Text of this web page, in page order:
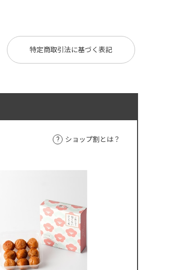
特定商取引法に基づく表記
ショップ割とは？